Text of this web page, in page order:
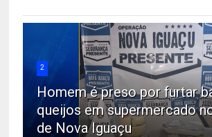
2
Homem é preso por furtar
queijos em supermercado
de Nova Iguaçu